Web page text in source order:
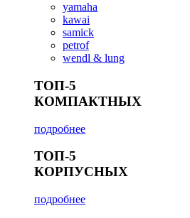
yamaha
kawai
samick
petrof
wendl & lung
ТОП-5
КОМПАКТНЫХ
подробнее
ТОП-5
КОРПУСНЫХ
подробнее